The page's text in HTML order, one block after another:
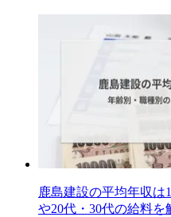
鹿島建設の平均年収は
や20代・30代の給料を